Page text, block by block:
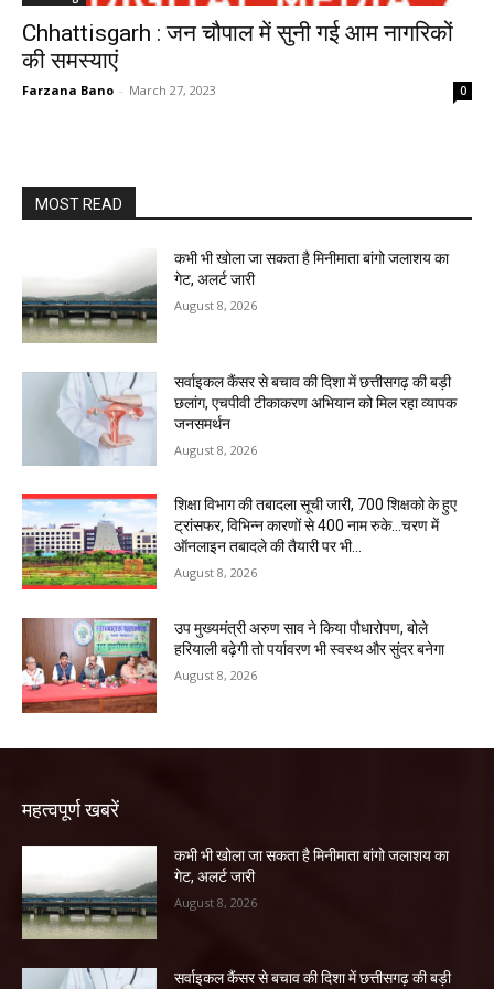
Chhattisgarh : जन चौपाल में सुनी गई आम नागरिकों
की समस्याएं
Farzana Bano - March 27, 2023 0
MOST READ
कभी भी खोला जा सकता है मिनीमाता बांगो जलाशय का
गेट, अलर्ट जारी
August 8, 2026
सर्वाइकल कैंसर से बचाव की दिशा में छत्तीसगढ़ की बड़ी
छलांग, एचपीवी टीकाकरण अभियान को मिल रहा व्यापक
जनसमर्थन
August 8, 2026
शिक्षा विभाग की तबादला सूची जारी, 700 शिक्षको के हुए
ट्रांसफर, विभिन्न कारणों से 400 नाम रुके…चरण में
ऑनलाइन तबादले की तैयारी पर भी...
August 8, 2026
उप मुख्यमंत्री अरुण साव ने किया पौधारोपण, बोले
हरियाली बढ़ेगी तो पर्यावरण भी स्वस्थ और सुंदर बनेगा
August 8, 2026
महत्वपूर्ण खबरें
कभी भी खोला जा सकता है मिनीमाता बांगो जलाशय का
गेट, अलर्ट जारी
August 8, 2026
सर्वाइकल कैंसर से बचाव की दिशा में छत्तीसगढ़ की बड़ी